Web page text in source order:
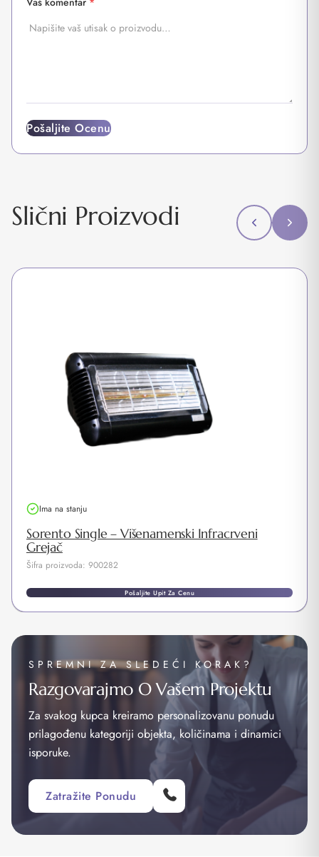
Pošaljite Ocenu
Slični Proizvodi
Ima na stanju
Sorento Single – Višenamenski Infracrveni
Grejač
Šifra proizvoda: 900282
Pošaljite Upit Za Cenu
SPREMNI ZA SLEDEĆI KORAK?
Razgovarajmo O Vašem Projektu
Za svakog kupca kreiramo personalizovanu ponudu
prilagođenu kategoriji objekta, količinama i dinamici
isporuke.
Zatražite Ponudu